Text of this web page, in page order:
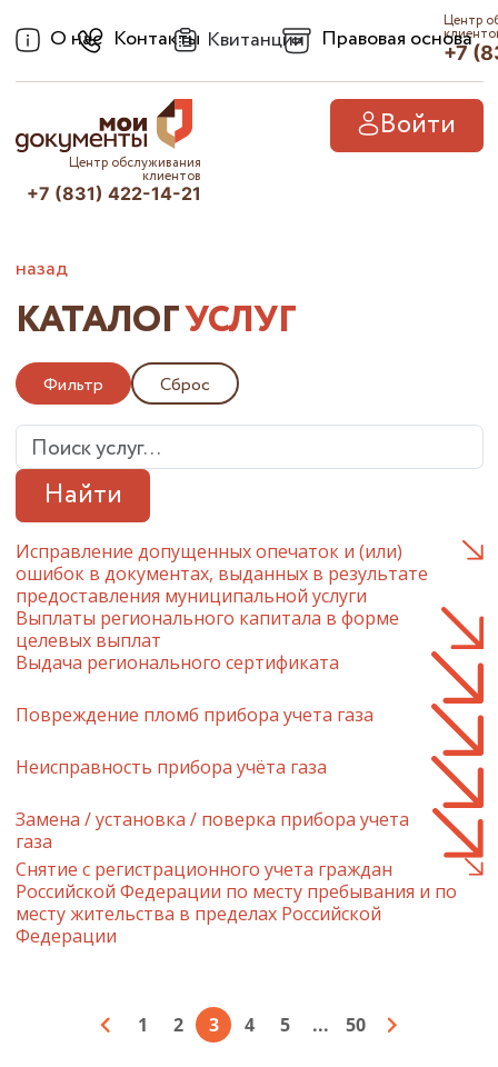
О нас Контакты Квитанции Правовая основа
Центр
+7
Войти
Центр обслуживания
клиентов
+7 (831) 422-14-21
назад
КАТАЛОГУСЛУГ
Фильтр Сброс
Найти
Исправление допущенных опечаток и (или)
ошибок в документах, выданных в результате
предоставления муниципальной услуги
Выплаты регионального капитала в форме
целевых выплат
Выдача регионального сертификата
Повреждение пломб прибора учета газа
Неисправность прибора учёта газа
Замена / установка / поверка прибора учета
газа
Снятие с регистрационного учета граждан
Российской Федерации по месту пребывания и по
месту жительства в пределах Российской
Федерации
1 2 3 4 5 ... 50